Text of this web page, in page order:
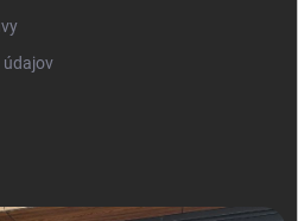
údajov